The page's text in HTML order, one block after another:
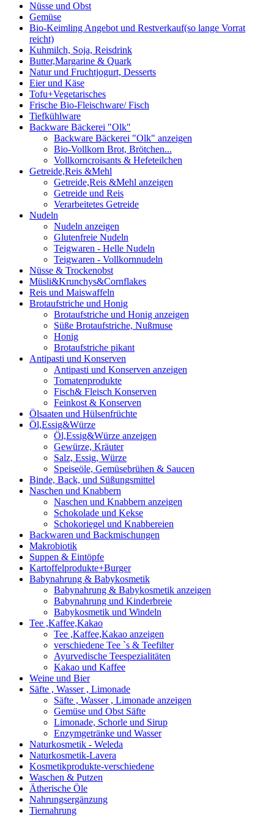
Nüsse und Obst
Gemüse
Bio-Keimling Angebot und Restverkauf(so lange Vorrat
reicht)
Kuhmilch, Soja, Reisdrink
Butter,Margarine & Quark
Natur und Fruchtjogurt, Desserts
Eier und Käse
Tofu+Vegetarisches
Frische Bio-Fleischware/ Fisch
Tiefkühlware
Backware Bäckerei "Olk"
Backware Bäckerei "Olk" anzeigen
Bio-Vollkorn Brot, Brötchen...
Vollkorncroisants & Hefeteilchen
Getreide,Reis &Mehl
Getreide,Reis &Mehl anzeigen
Getreide und Reis
Verarbeitetes Getreide
Nudeln
Nudeln anzeigen
Glutenfreie Nudeln
Teigwaren - Helle Nudeln
Teigwaren - Vollkornnudeln
Nüsse & Trockenobst
Müsli&Krunchys&Cornflakes
Reis und Maiswaffeln
Brotaufstriche und Honig
Brotaufstriche und Honig anzeigen
Süße Brotaufstriche, Nußmuse
Honig
Brotaufstriche pikant
Antipasti und Konserven
Antipasti und Konserven anzeigen
Tomatenprodukte
Fisch& Fleisch Konserven
Feinkost & Konserven
Ölsaaten und Hülsenfrüchte
Öl,Essig&Würze
Öl,Essig&Würze anzeigen
Gewürze, Kräuter
Salz, Essig, Würze
Speiseöle, Gemüsebrühen & Saucen
Binde, Back, und Süßungsmittel
Naschen und Knabbern
Naschen und Knabbern anzeigen
Schokolade und Kekse
Schokoriegel und Knabbereien
Backwaren und Backmischungen
Makrobiotik
Suppen & Eintöpfe
Kartoffelprodukte+Burger
Babynahrung & Babykosmetik
Babynahrung & Babykosmetik anzeigen
Babynahrung und Kinderbreie
Babykosmetik und Windeln
Tee ,Kaffee,Kakao
Tee ,Kaffee,Kakao anzeigen
verschiedene Tee `s & Teefilter
Ayurvedische Teespezialitäten
Kakao und Kaffee
Weine und Bier
Säfte , Wasser , Limonade
Säfte , Wasser , Limonade anzeigen
Gemüse und Obst Säfte
Limonade, Schorle und Sirup
Enzymgetränke und Wasser
Naturkosmetik - Weleda
Naturkosmetik-Lavera
Kosmetikprodukte-verschiedene
Waschen & Putzen
Ätherische Öle
Nahrungsergänzung
Tiernahrung